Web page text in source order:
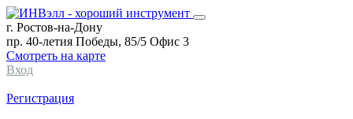
г. Ростов-на-Дону
пр. 40-летия Победы, 85/5 Офис 3
Смотреть на карте
Вход
Регистрация